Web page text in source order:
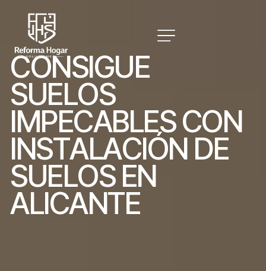
CONSIGUE
SUELOS
IMPECABLES CON
INSTALACIÓN DE
SUELOS EN
ALICANTE